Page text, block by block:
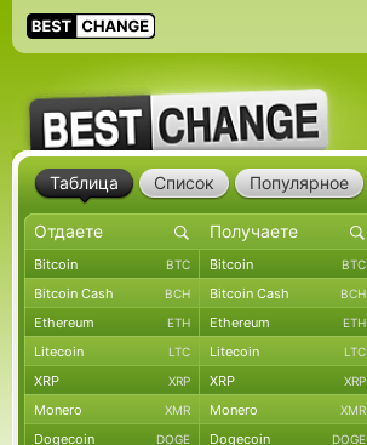
Таблица Список Популярное
Bitcoin BTC Bitcoin BTC
Bitcoin Cash BCH Bitcoin Cash BCH
Ethereum ETH Ethereum ETH
Litecoin LTC Litecoin LTC
XRP XRP XRP XRP
Monero XMR Monero XMR
Dogecoin DOGE Dogecoin DOGE